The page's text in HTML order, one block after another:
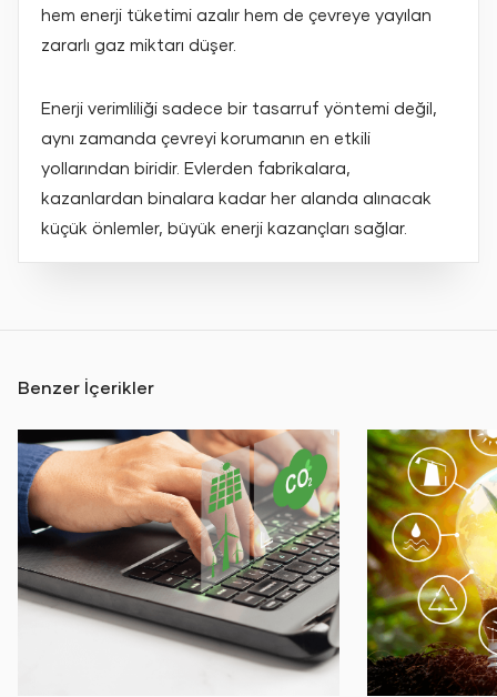
hem enerji tüketimi azalır hem de çevreye yayılan
zararlı gaz miktarı düşer.
Enerji verimliliği sadece bir tasarruf yöntemi değil,
aynı zamanda çevreyi korumanın en etkili
yollarından biridir. Evlerden fabrikalara,
kazanlardan binalara kadar her alanda alınacak
küçük önlemler, büyük enerji kazançları sağlar.
Benzer İçerikler